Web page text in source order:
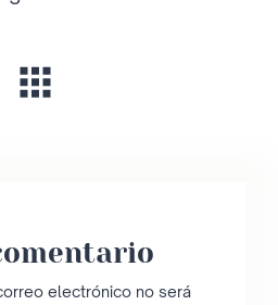
electrónico no será